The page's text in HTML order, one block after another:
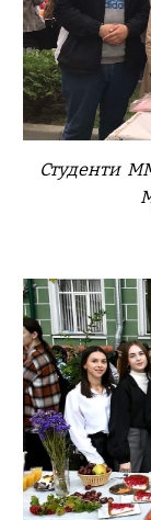
Студенти